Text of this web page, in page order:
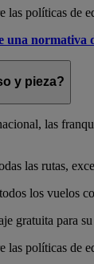
las políticas de
una normativa
y pieza?
las
las rutas,
los vuelos
gratuita para
las políticas de